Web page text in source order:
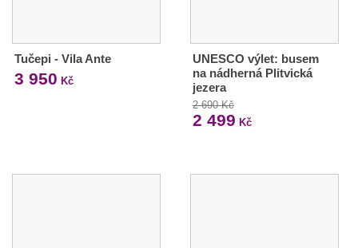
Tučepi - Vila Ante
3 950 Kč
UNESCO výlet: busem
na nádherná Plitvická
jezera
2 690 Kč
2 499 Kč